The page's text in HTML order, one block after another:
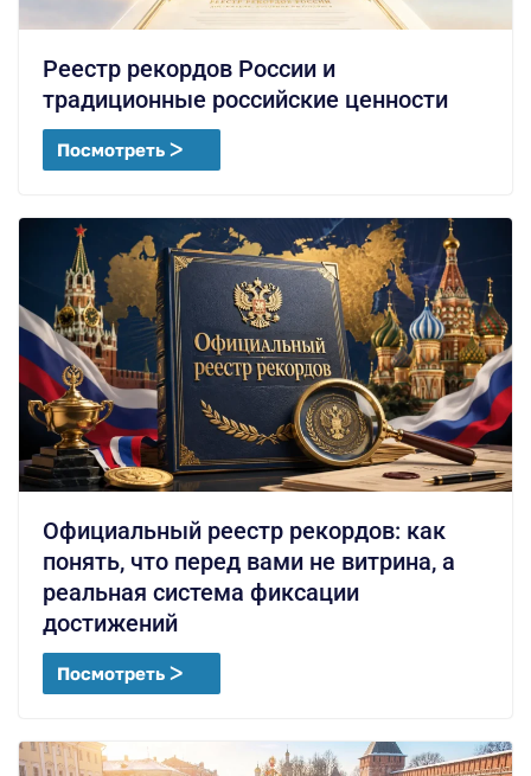
Реестр рекордов России и
традиционные российские ценности
Посмотреть ᐳ
Официальный реестр рекордов: как
понять, что перед вами не витрина, а
реальная система фиксации
достижений
Посмотреть ᐳ